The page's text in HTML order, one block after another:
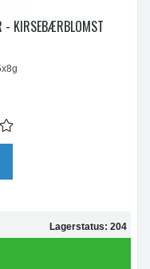
- KIRSEBÆRBLOMST
Lagerstatus: 204